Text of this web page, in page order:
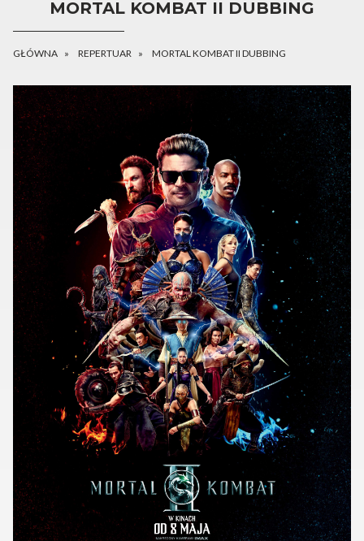
MORTAL KOMBAT II DUBBING
GŁÓWNA REPERTUAR MORTAL KOMBAT II DUBBING